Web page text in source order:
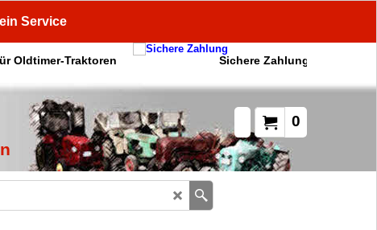
Service
Oldtimer-Traktoren Sichere Zahlung
0